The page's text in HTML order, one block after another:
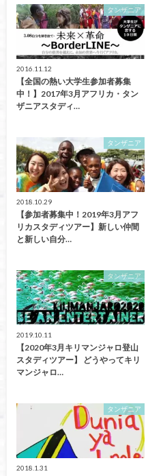
タンザニア
2016.11.12
【全国の熱い大学生参加者募集
中！】2017年3月アフリカ・タン
ザニアスタディ…
タンザニア
2018.10.29
【参加者募集中！2019年3月アフ
リカスタディツアー】新しい仲間
と新しい自分…
タンザニア
2019.10.11
【2020年3月キリマンジャロ登山
スタディツアー】 どうやってキリ
マンジャロ…
タンザニア
2018.1.31